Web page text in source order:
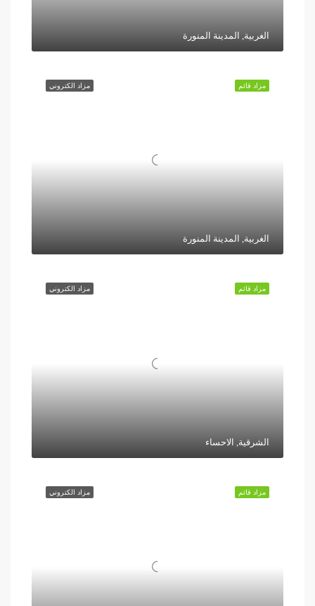
الغربية, المدينة المنورة
مزاد الكتروني مزاد قائم
الغربية, المدينة المنورة
مزاد الكتروني مزاد قائم
الشرقية, الاحساء
مزاد الكتروني مزاد قائم